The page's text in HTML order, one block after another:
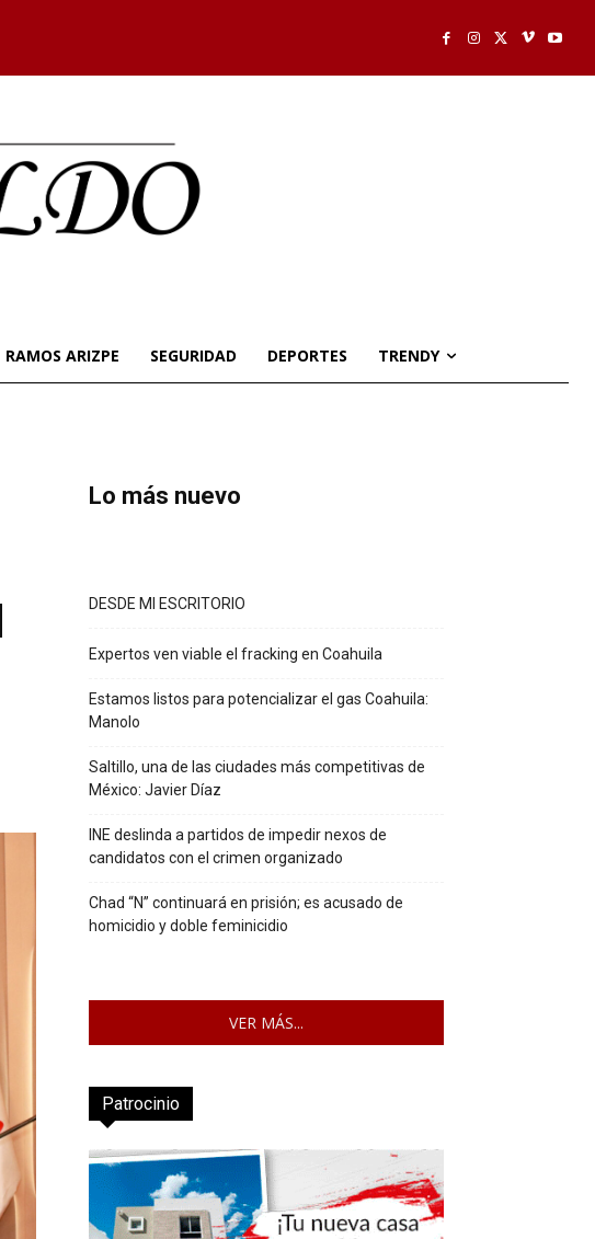
RAMOS ARIZPE SEGURIDAD DEPORTES TRENDY
Lo más nuevo
DESDE MI ESCRITORIO
Expertos ven viable el fracking en Coahuila
Estamos listos para potencializar el gas Coahuila:
Manolo
Saltillo, una de las ciudades más competitivas de
México: Javier Díaz
INE deslinda a partidos de impedir nexos de
candidatos con el crimen organizado
Chad “N” continuará en prisión; es acusado de
homicidio y doble feminicidio
VER MÁS...
Patrocinio